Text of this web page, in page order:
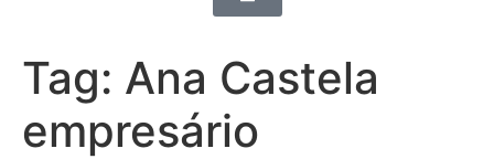
Tag: Ana Castela
empresário